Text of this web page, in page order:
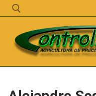
al
contenido
Buscar: